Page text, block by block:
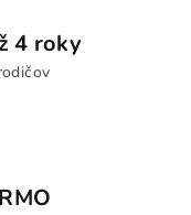
4 roky